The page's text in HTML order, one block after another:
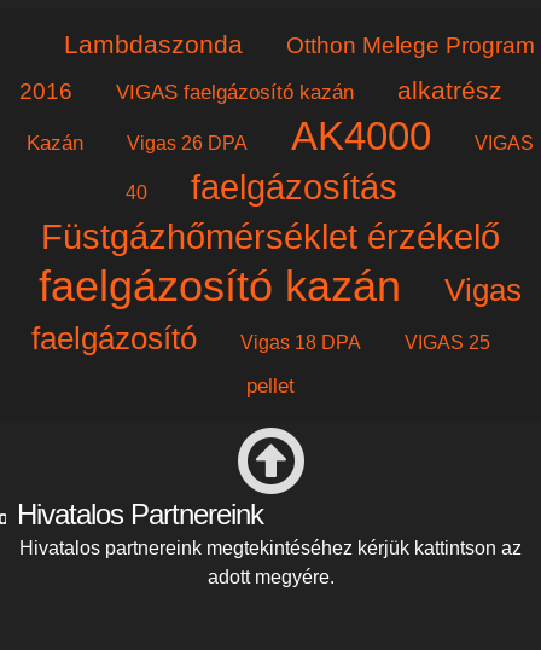
Lambdaszonda
Otthon Melege Program
2016
VIGAS faelgázosító kazán alkatrész
Kazán Vigas 26 DPA AK4000 VIGAS
40
faelgázosítás
Füstgázhőmérséklet érzékelő
faelgázosító kazán
Vigas
faelgázosító
Vigas 18 DPA VIGAS 25
pellet
Hivatalos Partnereink
Hivatalos partnereink megtekintéséhez kérjük kattintson az
adott megyére.